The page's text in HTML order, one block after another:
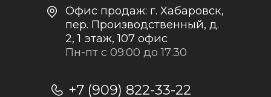
Отправить заявку
Отправляя заявку, я даю согласие на